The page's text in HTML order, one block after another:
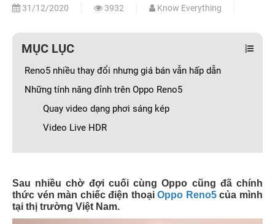
31/12/2020 3932 Know Everything
MỤC LỤC
Reno5 nhiều thay đổi nhưng giá bán vẫn hấp dẫn
Những tính năng đỉnh trên Oppo Reno5
Quay video dạng phơi sáng kép
Video Live HDR
Sau nhiều chờ đợi cuối cùng Oppo cũng đã chính
thức vén màn chiếc điện thoạiOppo Reno5của mình
tại thị trường Việt Nam.